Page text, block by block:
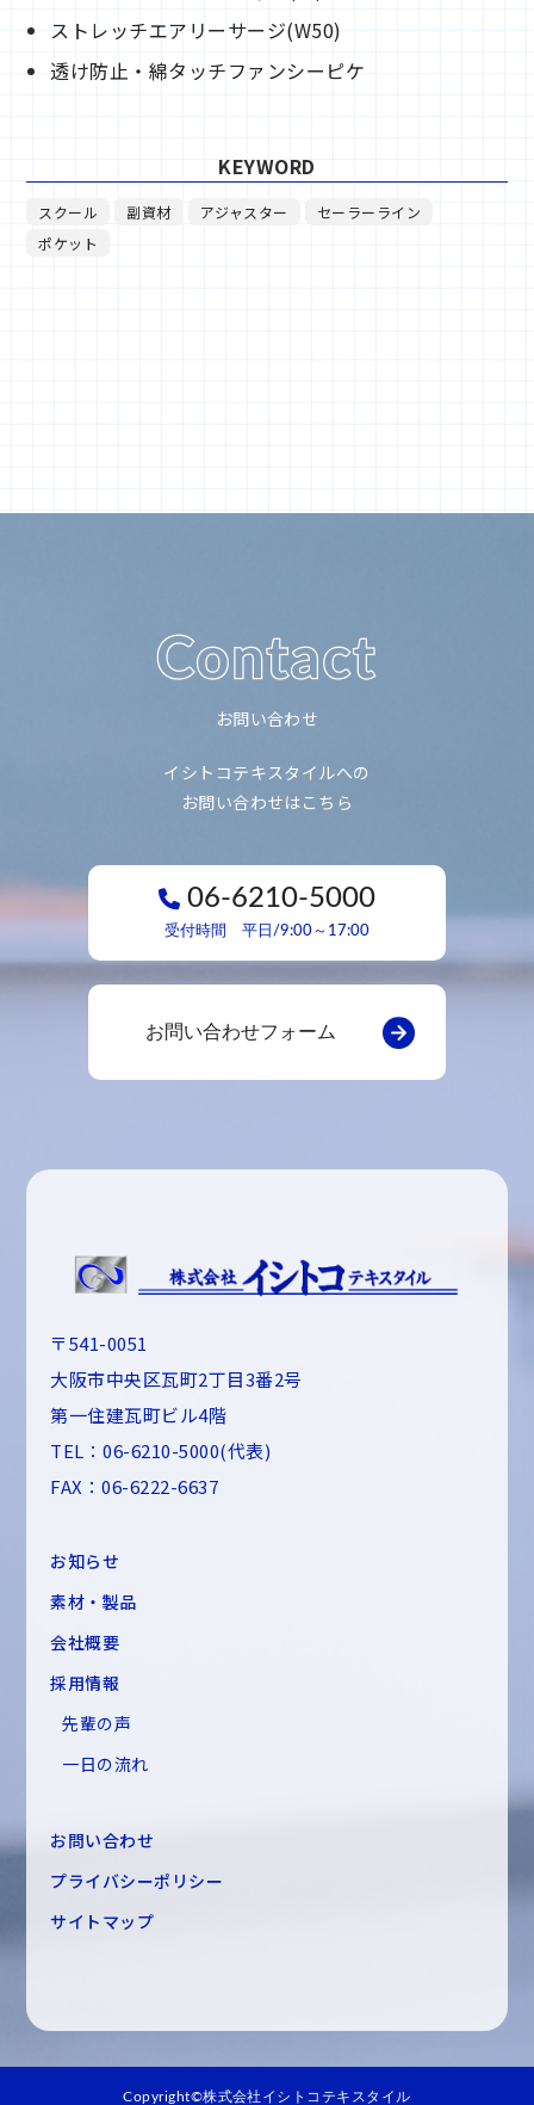
ストレッチエアリーサージ(W50)
透け防止・綿タッチファンシーピケ
KEYWORD
スクール 副資材 アジャスター
セーラーライン
ポケット
お問い合わせ
イシトコテキスタイルへの
お問い合わせはこちら
06-6210-5000
受付時間 平日/9:00～17:00
お問い合わせフォーム
〒541-0051
大阪市中央区瓦町2丁目3番2号
第一住建瓦町ビル4階
TEL：06-6210-5000(代表)
FAX：06-6222-6637
お知らせ
素材・製品
会社概要
採用情報
先輩の声
一日の流れ
お問い合わせ
プライバシーポリシー
サイトマップ
Copyright©株式会社イシトコテキスタイル